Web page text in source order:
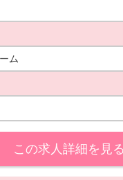
ム
この求人詳細を見る